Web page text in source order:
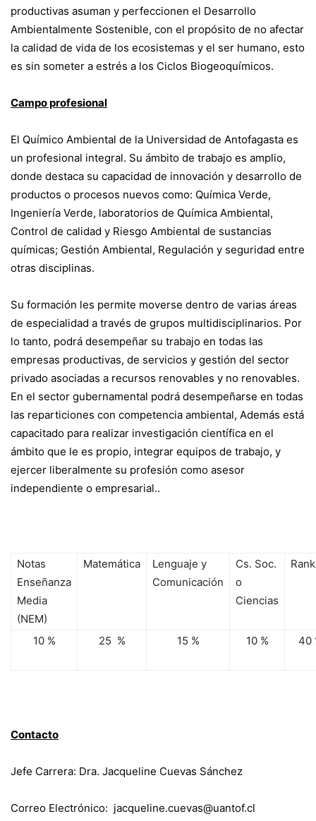
productivas asuman y perfeccionen el Desarrollo
Ambientalmente Sostenible, con el propósito de no afectar
la calidad de vida de los ecosistemas y el ser humano, esto
es sin someter a estrés a los Ciclos Biogeoquímicos.
Campo profesional
El Químico Ambiental de la Universidad de Antofagasta es
un profesional integral. Su ámbito de trabajo es amplio,
donde destaca su capacidad de innovación y desarrollo de
productos o procesos nuevos como: Química Verde,
Ingeniería Verde, laboratorios de Química Ambiental,
Control de calidad y Riesgo Ambiental de sustancias
químicas; Gestión Ambiental, Regulación y seguridad entre
otras disciplinas.
Su formación les permite moverse dentro de varias áreas
de especialidad a través de grupos multidisciplinarios. Por
lo tanto, podrá desempeñar su trabajo en todas las
empresas productivas, de servicios y gestión del sector
privado asociadas a recursos renovables y no renovables.
En el sector gubernamental podrá desempeñarse en todas
las reparticiones con competencia ambiental, Además está
capacitado para realizar investigación científica en el
ámbito que le es propio, integrar equipos de trabajo, y
ejercer liberalmente su profesión como asesor
independiente o empresarial..
Notas
Enseñanza
Media
(NEM)
Matemática
Lenguaje y
Comunicación
Cs. Soc.
o
Ciencias
10 % 25 % 15 % 10 % 40
Contacto
Jefe Carrera: Dra. Jacqueline Cuevas Sánchez
Correo Electrónico: jacqueline.cuevas@uantof.cl